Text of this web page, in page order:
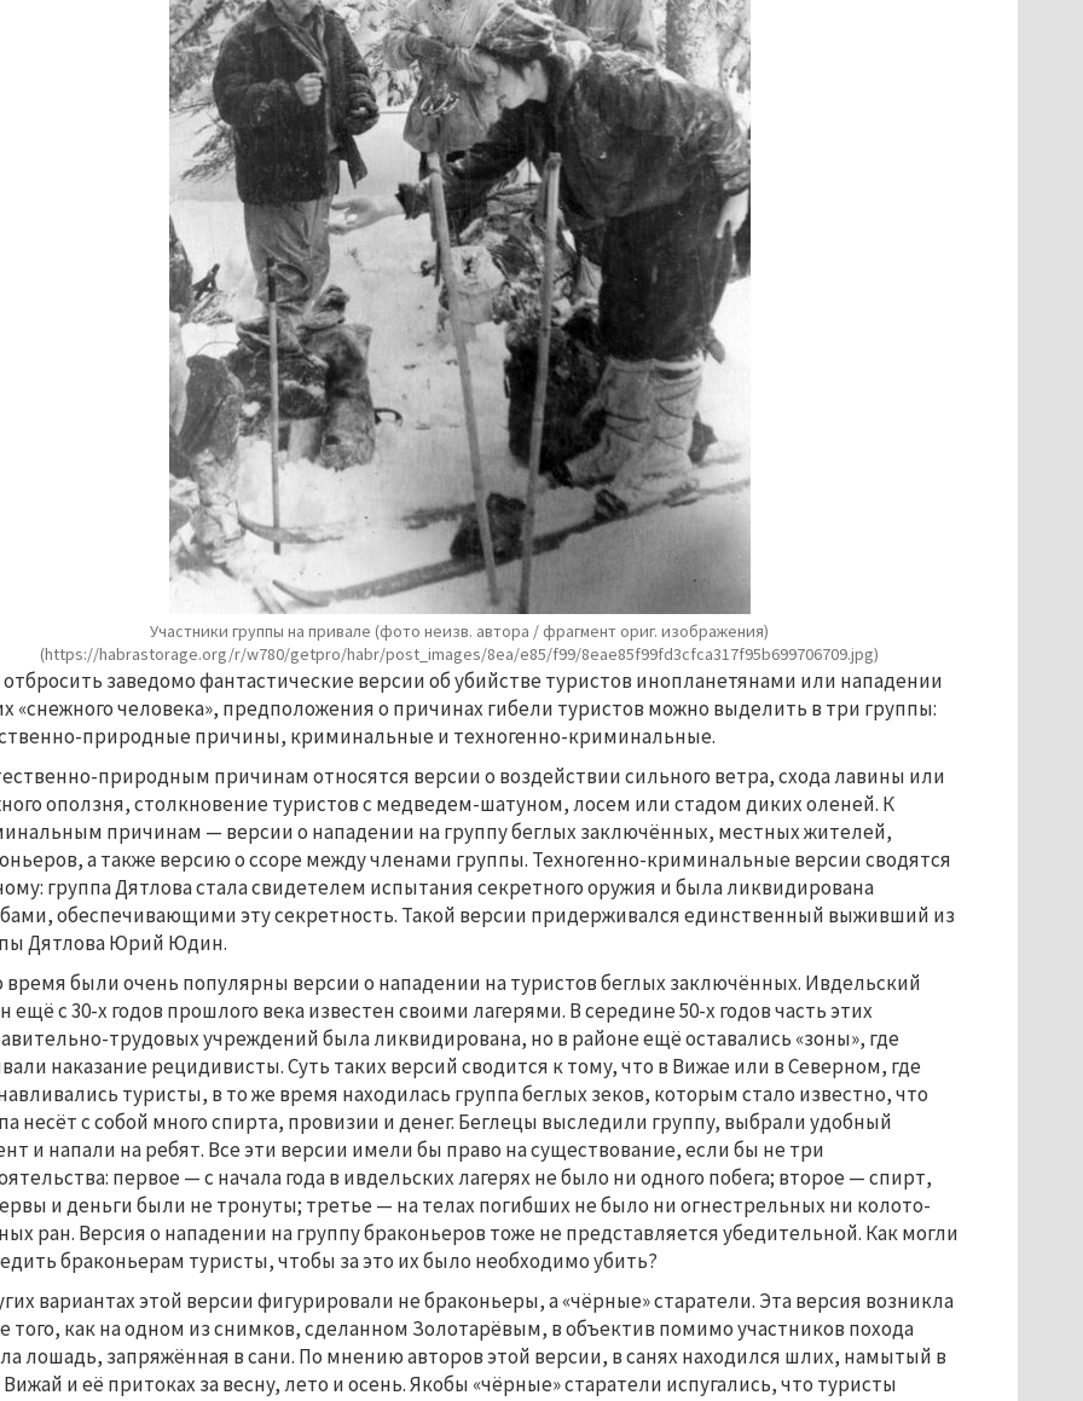
Участники группы на привале (фото неизв. автора / фрагмент ориг. изображения)
(https://habrastorage.org/r/w780/getpro/habr/post_images/8ea/e85/f99/8eae85f99fd3cfca317f95b699706709.jpg)
отбросить заведомо фантастические версии об убийстве туристов инопланетянами или нападении
«снежного человека», предположения о причинах гибели туристов можно выделить в три группы:
природные причины, криминальные и техногенно-криминальные.
природным причинам относятся версии о воздействии сильного ветра, схода лавины или
оползня, столкновение туристов с медведем-шатуном, лосем или стадом диких оленей. К
причинам — версии о нападении на группу беглых заключённых, местных жителей,
а также версию о ссоре между членами группы. Техногенно-криминальные версии сводятся
группа Дятлова стала свидетелем испытания секретного оружия и была ликвидирована
обеспечивающими эту секретность. Такой версии придерживался единственный выживший из
Дятлова Юрий Юдин.
время были очень популярны версии о нападении на туристов беглых заключённых. Ивдельский
ещё с 30-х годов прошлого века известен своими лагерями. В середине 50-х годов часть этих
трудовых учреждений была ликвидирована, но в районе ещё оставались «зоны», где
наказание рецидивисты. Суть таких версий сводится к тому, что в Вижае или в Северном, где
туристы, в то же время находилась группа беглых зеков, которым стало известно, что
несёт с собой много спирта, провизии и денег. Беглецы выследили группу, выбрали удобный
и напали на ребят. Все эти версии имели бы право на существование, если бы не три
первое — с начала года в ивдельских лагерях не было ни одного побега; второе — спирт,
и деньги были не тронуты; третье — на телах погибших не было ни огнестрельных ни колото-
ран. Версия о нападении на группу браконьеров тоже не представляется убедительной. Как могли
браконьерам туристы, чтобы за это их было необходимо убить?
вариантах этой версии фигурировали не браконьеры, а «чёрные» старатели. Эта версия возникла
того, как на одном из снимков, сделанном Золотарёвым, в объектив помимо участников похода
лошадь, запряжённая в сани. По мнению авторов этой версии, в санях находился шлих, намытый в
и её притоках за весну, лето и осень. Якобы «чёрные» старатели испугались, что туристы